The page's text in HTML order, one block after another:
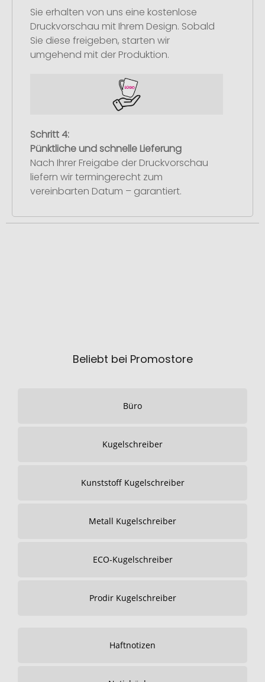
Sie erhalten von uns eine kostenlose
Druckvorschau mit Ihrem Design. Sobald
Sie diese freigeben, starten wir
umgehend mit der Produktion.
Schritt 4:
Pünktliche und schnelle Lieferung
Nach Ihrer Freigabe der Druckvorschau
liefern wir termingerecht zum
vereinbarten Datum – garantiert.
Beliebt bei Promostore
Büro
Kugelschreiber
Kunststoff Kugelschreiber
Metall Kugelschreiber
ECO-Kugelschreiber
Prodir Kugelschreiber
Haftnotizen